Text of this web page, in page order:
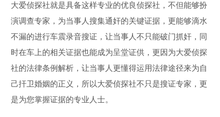
大爱侦探社就是具备这样专业的优良侦探社，不但能够扮
演调查专家，为当事人搜集通奸的关键证据，更能够滴水
不漏的进行车震录音搜证，让当事人不只能破门抓奸，同
时在车上的相关证据也能成为呈堂证供，更因为大爱侦探
社的法律条例解析，让当事人更懂得运用法律途径来为自
己扞卫婚姻的正义，所以大爱侦探社不只是搜证专家，更
是为您掌握证据的专业人士。